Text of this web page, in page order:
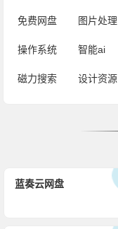
免费网盘 图片处理
操作系统 智能ai
磁力搜索 设计资源
蓝奏云网盘